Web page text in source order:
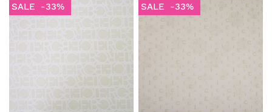
SALE -33% SALE -33%